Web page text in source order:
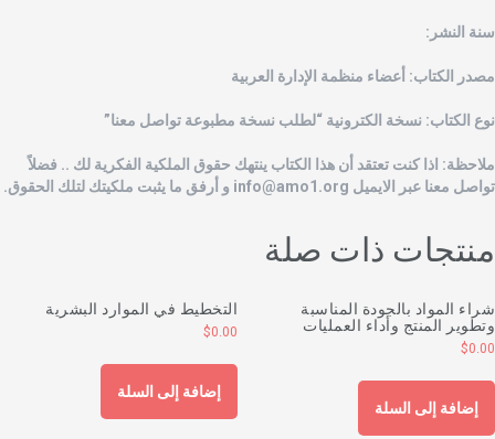
النشر:
الكتاب: أعضاء منظمة الإدارة العربية
الكتاب: نسخة الكترونية “لطلب نسخة مطبوعة تواصل معنا”
اذا كنت تعتقد أن هذا الكتاب ينتهك حقوق الملكية الفكرية لك .. فضلاً
معنا عبر الايميل info@amo1.orgو أرفق ما يثبت ملكيتك لتلك الحقوق.
ذات صلة
المواد بالجودة المناسبة
المنتج وأداء العمليات
$
إضافة إلى السلة
التخطيط في الموارد البشرية
$0.00
إضافة إلى السلة